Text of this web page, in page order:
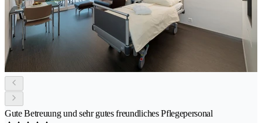
Gute Betreuung und sehr gutes freundliches Pflegepersonal